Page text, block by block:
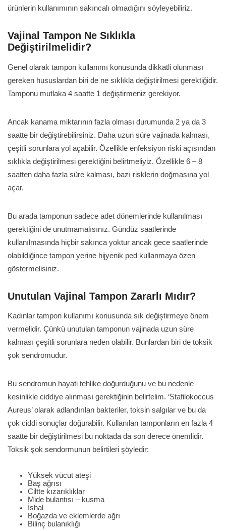
ürünlerin kullanımının sakıncalı olmadığını söyleyebiliriz.
Vajinal Tampon Ne Sıklıkla
Değiştirilmelidir?
Genel olarak tampon kullanımı konusunda dikkatli olunması
gereken hususlardan biri de ne sıklıkla değiştirilmesi gerektiğidir.
Tamponu mutlaka 4 saatte 1 değiştirmeniz gerekiyor.
Ancak kanama miktarının fazla olması durumunda 2 ya da 3
saatte bir değiştirebilirsiniz. Daha uzun süre vajinada kalması,
çeşitli sorunlara yol açabilir. Özellikle enfeksiyon riski açısından
sıklıkla değiştirilmesi gerektiğini belirtmeliyiz. Özellikle 6 – 8
saatten daha fazla süre kalması, bazı risklerin doğmasına yol
açar.
Bu arada tamponun sadece adet dönemlerinde kullanılması
gerektiğini de unutmamalısınız. Gündüz saatlerinde
kullanılmasında hiçbir sakınca yoktur ancak gece saatlerinde
olabildiğince tampon yerine hijyenik ped kullanmaya özen
göstermelisiniz.
Unutulan Vajinal Tampon Zararlı Mıdır?
Kadınlar tampon kullanımı konusunda sık değiştirmeye önem
vermelidir. Çünkü unutulan tamponun vajinada uzun süre
kalması çeşitli sorunlara neden olabilir. Bunlardan biri de toksik
şok sendromudur.
Bu sendromun hayati tehlike doğurduğunu ve bu nedenle
kesinlikle ciddiye alınması gerektiğinin belirtelim. ‘Stafilokoccus
Aureus’ olarak adlandırılan bakteriler, toksin salgılar ve bu da
çok ciddi sonuçlar doğurabilir. Kullanılan tamponların en fazla 4
saatte bir değiştirilmesi bu noktada da son derece önemlidir.
Toksik şok sendormunun belirtileri şöyledir:
Yüksek vücut ateşi
Baş ağrısı
Ciltte kızarıklıklar
Mide bulantısı – kusma
İshal
Boğazda ve eklemlerde ağrı
Bilinç bulanıklığı